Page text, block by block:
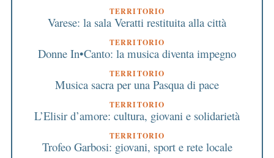
TERRITORIO
Varese: la sala Veratti restituita alla città
TERRITORIO
Donne In•Canto: la musica diventa impegno
TERRITORIO
Musica sacra per una Pasqua di pace
TERRITORIO
L’Elisir d’amore: cultura, giovani e solidarietà
TERRITORIO
Trofeo Garbosi: giovani, sport e rete locale